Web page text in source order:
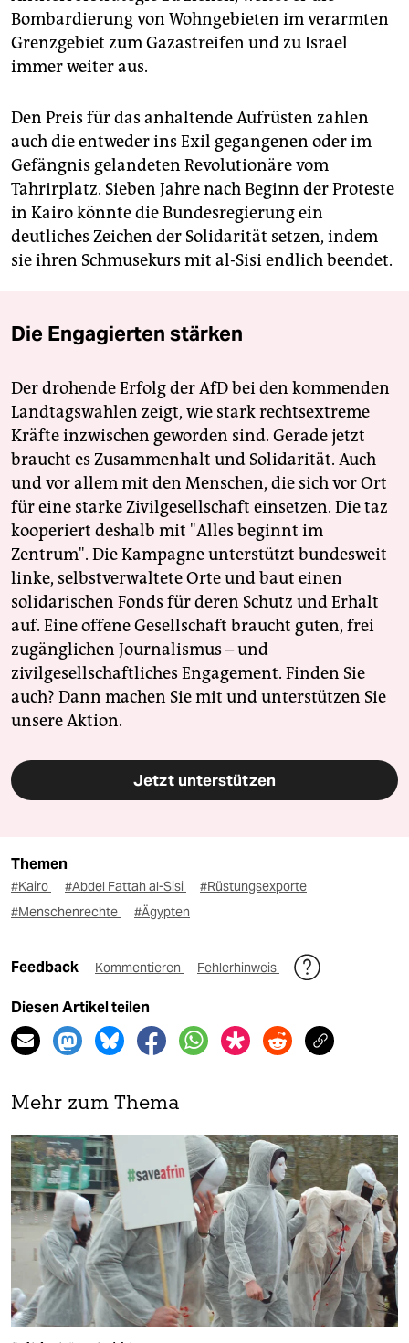
Bombardierung von Wohngebieten im verarmten
Grenzgebiet zum Gazastreifen und zu Israel
immer weiter aus.
Den Preis für das anhaltende Aufrüsten zahlen
auch die entweder ins Exil gegangenen oder im
Gefängnis gelandeten Revolutionäre vom
Tahrirplatz. Sieben Jahre nach Beginn der Proteste
in Kairo könnte die Bundesregierung ein
deutliches Zeichen der Solidarität setzen, indem
sie ihren Schmusekurs mit al-Sisi endlich beendet.
Die Engagierten stärken
Der drohende Erfolg der AfD bei den kommenden
Landtagswahlen zeigt, wie stark rechtsextreme
Kräfte inzwischen geworden sind. Gerade jetzt
braucht es Zusammenhalt und Solidarität. Auch
und vor allem mit den Menschen, die sich vor Ort
für eine starke Zivilgesellschaft einsetzen. Die taz
kooperiert deshalb mit "Alles beginnt im
Zentrum". Die Kampagne unterstützt bundesweit
linke, selbstverwaltete Orte und baut einen
solidarischen Fonds für deren Schutz und Erhalt
auf. Eine offene Gesellschaft braucht guten, frei
zugänglichen Journalismus – und
zivilgesellschaftliches Engagement. Finden Sie
auch? Dann machen Sie mit und unterstützen Sie
unsere Aktion.
Jetzt unterstützen
Themen
#Kairo #Abdel Fattah al-Sisi
#Rüstungsexporte
#Menschenrechte
#Ägypten
Feedback Kommentieren Fehlerhinweis
Diesen Artikel teilen
Mehr zum Thema